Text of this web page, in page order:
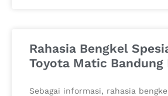
Rahasia Bengkel
Toyota Matic
Sebagai informasi, rahasia